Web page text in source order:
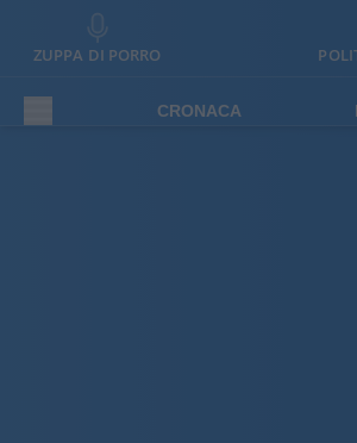
ZUPPA DI PORRO
CRONACA